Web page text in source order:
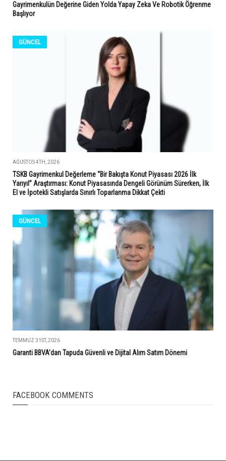
Gayrimenkulün Değerine Giden Yolda Yapay Zeka Ve Robotik Öğrenme
Başlıyor
GÜNCEL
AĞUSTOS 4TH, 2026
TSKB Gayrimenkul Değerleme “Bir Bakışta Konut Piyasası 2026 İlk
Yarıyıl” Araştırması: Konut Piyasasında Dengeli Görünüm Sürerken, İlk
El ve İpotekli Satışlarda Sınırlı Toparlanma Dikkat Çekti
GÜNCEL
TEMMUZ 31ST, 2026
Garanti BBVA’dan Tapuda Güvenli ve Dijital Alım Satım Dönemi
FACEBOOK COMMENTS